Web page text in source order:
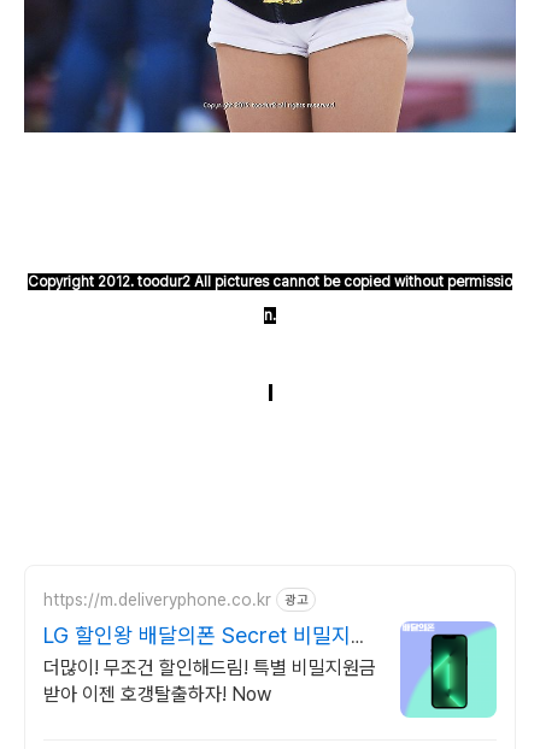
Copyright 2012. toodur2 All pictures cannot be copied without permissio
n.
https://m.deliveryphone.co.kr 광고
LG 할인왕 배달의폰 Secret 비밀지원
금!
더많이! 무조건 할인해드림! 특별 비밀지원금
받아 이젠 호갱탈출하자! Now